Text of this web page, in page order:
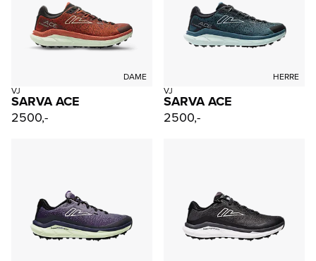
DAME
VJ
SARVA ACE
2500,-
HERRE
VJ
SARVA ACE
2500,-